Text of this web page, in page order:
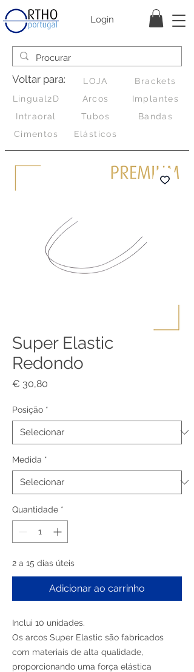
Login
Voltar para: LOJA
Brackets
Lingual2D
Intraoral
Cimentos
Arcos
Tubos
Elásticos
Implantes
Bandas
Super Elastic
Redondo
€ 30,80
Posição *
Medida *
Quantidade *
2 a 15 dias úteis
Adicionar ao carrinho
Inclui 10 unidades.
Os arcos Super Elastic são fabricados
com materiais de alta qualidade,
proporcionando uma força elástica